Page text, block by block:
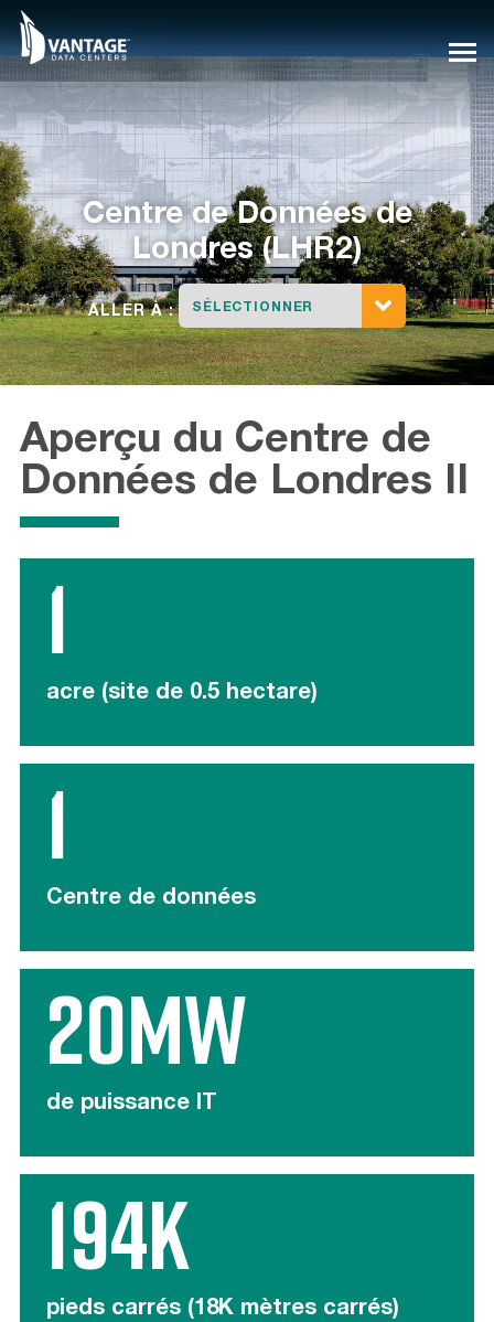
Skip
to
content
Centre de Donnéesde
Londres (LHR2)
ALLER À : SÉLECTIONNER
Aperçu du Centre de
Données de Londres II
1
acre (site de 0.5 hectare)
1
Centre de données
20MW
de puissance IT
194K
pieds carrés (18K mètres carrés)